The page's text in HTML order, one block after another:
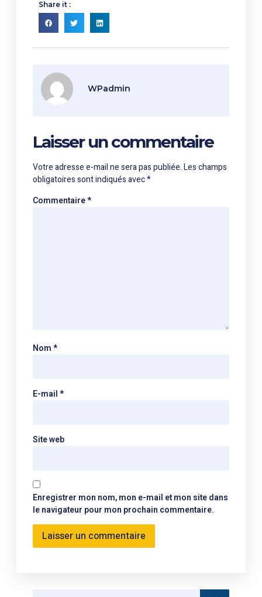
Share it :
WPadmin
Laisser un commentaire
Votre adresse e-mail ne sera pas publiée.Les champs
obligatoires sont indiqués avec*
Commentaire*
Nom*
E-mail*
Site web
Enregistrer mon nom, mon e-mail et mon site dans
le navigateur pour mon prochain commentaire.